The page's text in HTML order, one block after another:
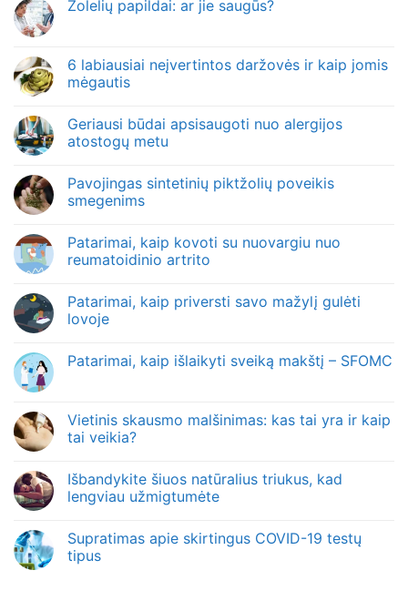
Žolelių papildai: ar jie saugūs?
6 labiausiai neįvertintos daržovės ir kaip jomis
mėgautis
Geriausi būdai apsisaugoti nuo alergijos
atostogų metu
Pavojingas sintetinių piktžolių poveikis
smegenims
Patarimai, kaip kovoti su nuovargiu nuo
reumatoidinio artrito
Patarimai, kaip priversti savo mažylį gulėti
lovoje
Patarimai, kaip išlaikyti sveiką makštį – SFOMC
Vietinis skausmo malšinimas: kas tai yra ir kaip
tai veikia?
Išbandykite šiuos natūralius triukus, kad
lengviau užmigtumėte
Supratimas apie skirtingus COVID-19 testų
tipus